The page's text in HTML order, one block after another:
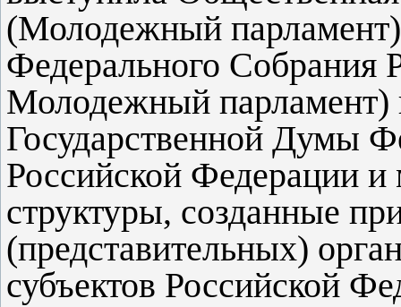
(Молодежный
Федерального Собрания
Молодежный парламент)
Государственной Думы
Российской Федерации
структуры, созданные
(представительных)
субъектов Российской